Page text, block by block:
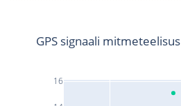
16
GPS signaali mitmeteelisus